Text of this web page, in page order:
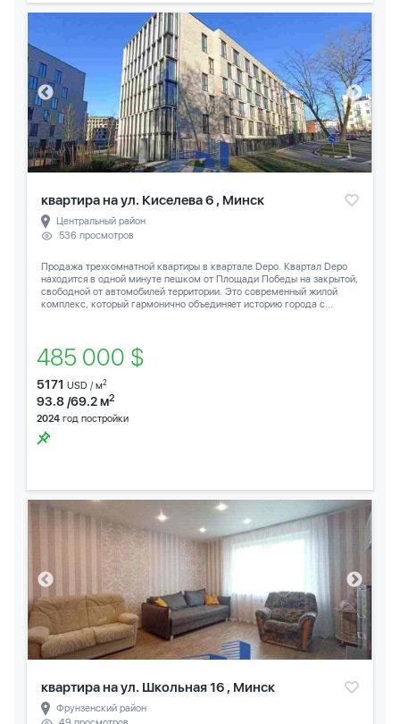
квартира на ул. Киселева 6 , Минск
Центральный район
536 просмотров
Продажа трехкомнатной квартиры в квартале Depo. Квартал Depo
находится в одной минуте пешком от Площади Победы на закрытой,
свободной от автомобилей территории. Это современный жилой
комплекс, который гармонично объединяет историю города с...
485 000 $
5171 USD / м2
93.8 /69.2 м2
2024 год постройки
квартира на ул. Школьная 16 , Минск
Фрунзенский район